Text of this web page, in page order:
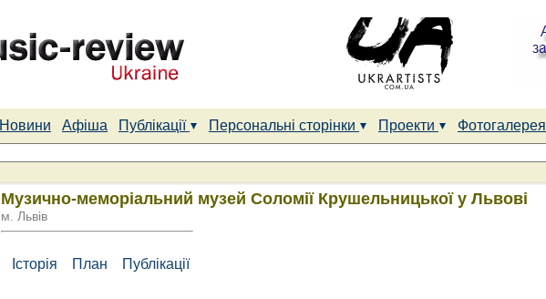
Новини Афіша Публікації Персональні сторінки Проекти Фотогалерея
Музично-меморіальний музей Соломії Крушельницької у Львові
м. Львів
Історія План Публікації